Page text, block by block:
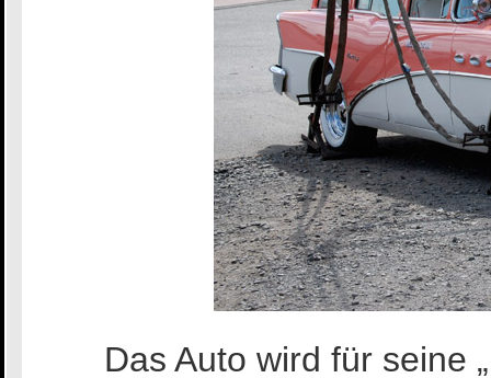
Das Auto wird für seine